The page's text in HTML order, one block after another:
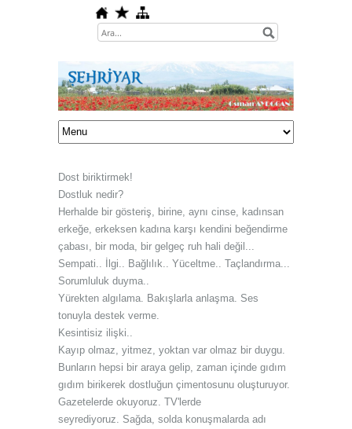
Dost biriktirmek!
Dostluk nedir?
Herhalde bir gösteriş, birine, aynı cinse, kadınsan
erkeğe, erkeksen kadına karşı kendini beğendirme
çabası, bir moda, bir gelgeç ruh hali değil...
Sempati.. İlgi.. Bağlılık.. Yüceltme.. Taçlandırma...
Sorumluluk duyma..
Yürekten algılama. Bakışlarla anlaşma. Ses
tonuyla destek verme.
Kesintisiz ilişki..
Kayıp olmaz, yitmez, yoktan var olmaz bir duygu.
Bunların hepsi bir araya gelip, zaman içinde gıdım
gıdım birikerek dostluğun çimentosunu oluşturuyor.
Gazetelerde okuyoruz. TV'lerde
seyrediyoruz. Sağda, solda konuşmalarda adı